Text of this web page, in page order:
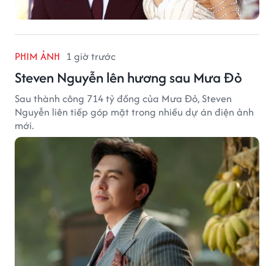
PHIM ẢNH 1 giờ trước
Steven Nguyễn lên hương sau Mưa Đỏ
Sau thành công 714 tỷ đồng của Mưa Đỏ, Steven
Nguyễn liên tiếp góp mặt trong nhiều dự án điện ảnh
mới.